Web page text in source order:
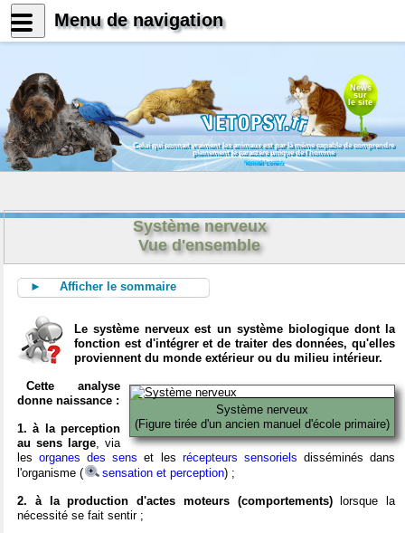
News
sur
le site
Celui qui connait vraiment les animaux est par là même capable de comprendre
pleinement le caractère unique de l'homme
Konrad Lorenz
Système nerveux
Vue d'ensemble
► Afficher le sommaire
Le système nerveux est un système biologique dont la
fonction est d'intégrer et de traiter des données, qu'elles
proviennent du monde extérieur ou du milieu intérieur.
Système nerveux
(Figure tirée d'un ancien manuel d'école primaire)
Cette analyse
donne naissance :
1. à la perception
au sens large, via
lesorganes des sens et les récepteurs sensoriels disséminés dans
l'organisme (
sensation et perception) ;
2. à la production d'actes moteurs (comportements)lorsque la
nécessité se fait sentir ;
Menu de navigation